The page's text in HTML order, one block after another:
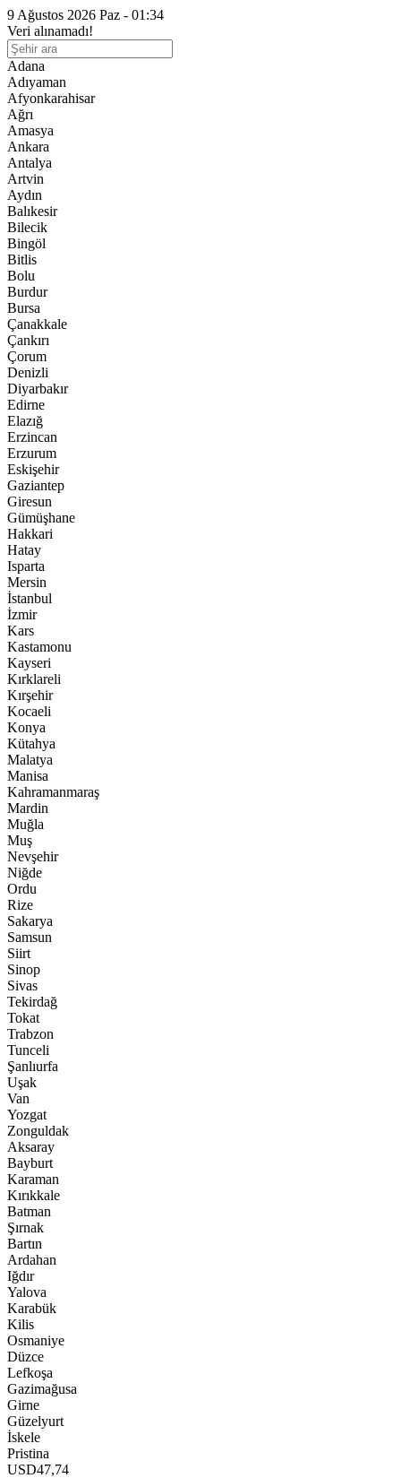
9 Ağustos 2026 Paz - 01:34
Veri alınamadı!
Adana
Adıyaman
Afyonkarahisar
Ağrı
Amasya
Ankara
Antalya
Artvin
Aydın
Balıkesir
Bilecik
Bingöl
Bitlis
Bolu
Burdur
Bursa
Çanakkale
Çankırı
Çorum
Denizli
Diyarbakır
Edirne
Elazığ
Erzincan
Erzurum
Eskişehir
Gaziantep
Giresun
Gümüşhane
Hakkari
Hatay
Isparta
Mersin
İstanbul
İzmir
Kars
Kastamonu
Kayseri
Kırklareli
Kırşehir
Kocaeli
Konya
Kütahya
Malatya
Manisa
Kahramanmaraş
Mardin
Muğla
Muş
Nevşehir
Niğde
Ordu
Rize
Sakarya
Samsun
Siirt
Sinop
Sivas
Tekirdağ
Tokat
Trabzon
Tunceli
Şanlıurfa
Uşak
Van
Yozgat
Zonguldak
Aksaray
Bayburt
Karaman
Kırıkkale
Batman
Şırnak
Bartın
Ardahan
Iğdır
Yalova
Karabük
Kilis
Osmaniye
Düzce
Lefkoşa
Gazimağusa
Girne
Güzelyurt
İskele
Pristina
USD47,74